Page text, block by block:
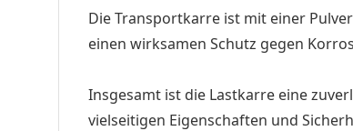
Die Transportkarre ist mit einer
einen wirksamen Schutz gegen
Insgesamt ist die Lastkarre eine
vielseitigen Eigenschaften und